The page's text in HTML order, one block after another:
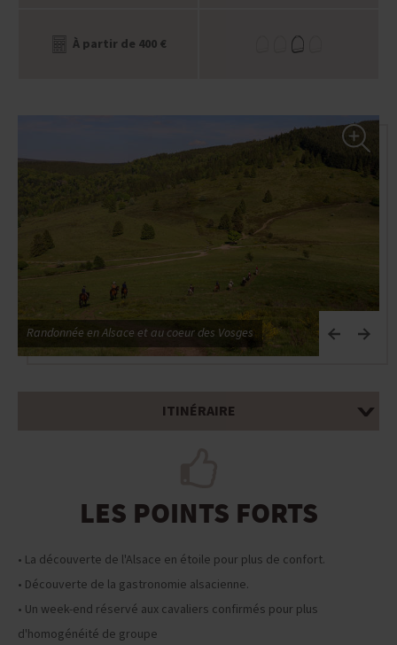
À partir de 400 €
Randonnée en Alsace et au coeur des Vosges
ITINÉRAIRE
LES POINTS FORTS
• La découverte de l'Alsace en étoile pour plus de confort.
• Découverte de la gastronomie alsacienne.
• Un week-end réservé aux cavaliers confirmés pour plus
d'homogénéité de groupe